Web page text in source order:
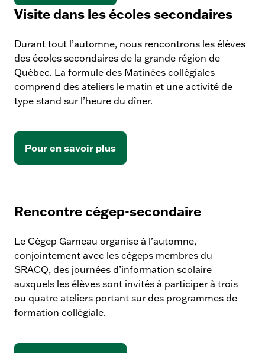
r
Visite dans les écoles secondaires
Durant tout l’automne, nous rencontrons les élèves
des écoles secondaires de la grande région de
Québec. La formule des Matinées collégiales
comprend des ateliers le matin et une activité de
type stand sur l’heure du dîner.
Pour en savoir plus
Rencontre cégep-secondaire
Le Cégep Garneau organise à l’automne,
conjointement avec les cégeps membres du
SRACQ, des journées d’information scolaire
auxquels les élèves sont invités à participer à trois
ou quatre ateliers portant sur des programmes de
formation collégiale.